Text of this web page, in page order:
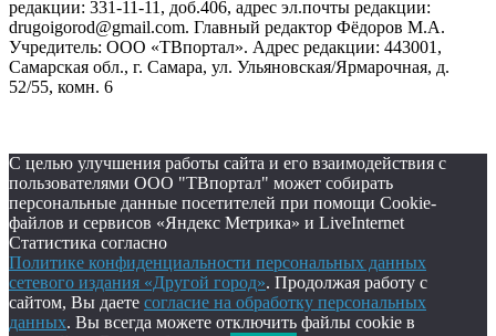
редакции: 331-11-11, доб.406, адрес эл.почты редакции:
drugoigorod@gmail.com. Главный редактор Фёдоров М.А.
Учредитель: ООО «ТВпортал». Адрес редакции: 443001,
Самарская обл., г. Самара, ул. Ульяновская/Ярмарочная, д.
52/55, комн. 6
С целью улучшения работы сайта и его взаимодействия с
пользователями ООО "ТВпортал" может собирать
персональные данные посетителей при помощи Cookie-
файлов и сервисов «Яндекс Метрика» и LiveInternet
Статистика согласно
Политике конфиденциальности персональных данных
сетевого издания «Другой город». Продолжая работу с
сайтом, Вы даете согласие на обработку персональных
данных. Вы всегда можете отключить файлы cookie в